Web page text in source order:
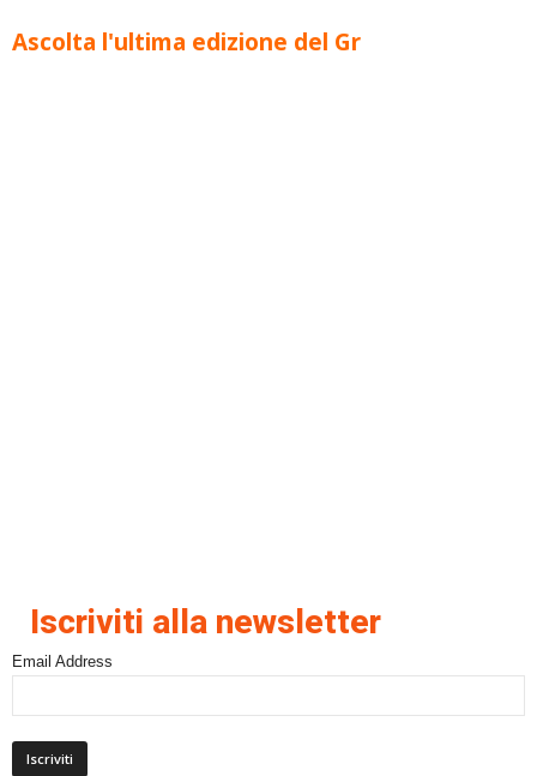
Ascolta l'ultima edizione del Gr
Iscriviti alla newsletter
Email Address